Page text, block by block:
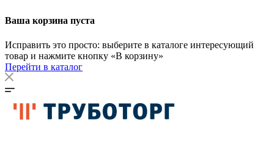
Ваша корзина пуста
Исправить это просто: выберите в каталоге интересующий
товар и нажмите кнопку «В корзину»
Перейти в каталог